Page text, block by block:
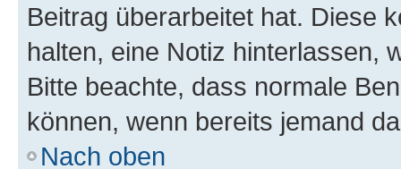
Beitrag überarbeitet hat. Diese
halten, eine Notiz hinterlassen,
Bitte beachte, dass normale
können, wenn bereits jemand
Nach oben